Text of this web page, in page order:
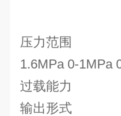
压力范围 0-
1.6MPa 0-1MPa
过载能力
输出形式